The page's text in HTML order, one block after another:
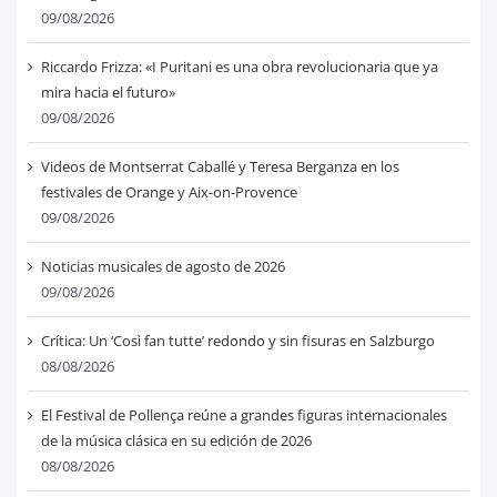
09/08/2026
Riccardo Frizza: «I Puritani es una obra revolucionaria que ya
mira hacia el futuro»
09/08/2026
Videos de Montserrat Caballé y Teresa Berganza en los
festivales de Orange y Aix-on-Provence
09/08/2026
Noticias musicales de agosto de 2026
09/08/2026
Crítica: Un ‘Così fan tutte’ redondo y sin fisuras en Salzburgo
08/08/2026
El Festival de Pollença reúne a grandes figuras internacionales
de la música clásica en su edición de 2026
08/08/2026